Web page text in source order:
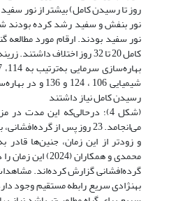
روز تا رسیدن کامل) بیشتر از نور
نور سفید بودند. ارقام مورد
کامل 20 تا 32 روز اختلاف
رسیدن کامل نیاز داشتند
می‌انجامد. 23 روز پس از
و زودتر از این زمان، جنین‌ها
گرده‌افشانی گزارش کرده‌اند.
بهنژادی سریع رابطه مستقیم وجود